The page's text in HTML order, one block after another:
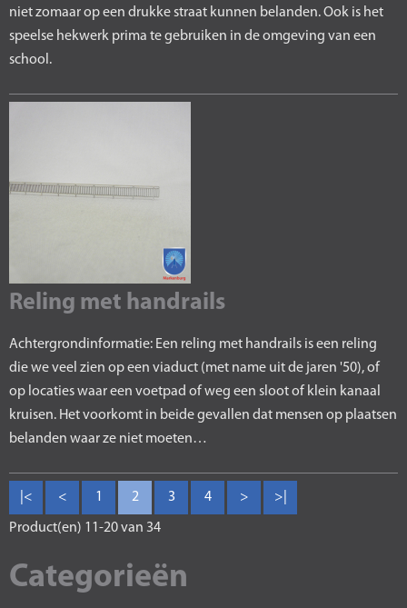
Categorieën
niet zomaar op een drukke straat kunnen belanden. Ook is het
speelse hekwerk prima te gebruiken in de omgeving van een
school.
Reling met handrails
Achtergrondinformatie: Een reling met handrails is een reling
die we veel zien op een viaduct (met name uit de jaren '50), of
op locaties waar een voetpad of weg een sloot of klein kanaal
kruisen. Het voorkomt in beide gevallen dat mensen op plaatsen
belanden waar ze niet moeten…
|< < 1 2 3 4 > >|
Product(en) 11-20 van 34